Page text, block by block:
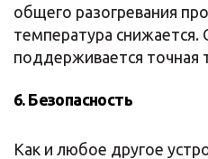
общего разогревания
температура снижается.
поддерживается точная
6. Безопасность
Как и любое другое